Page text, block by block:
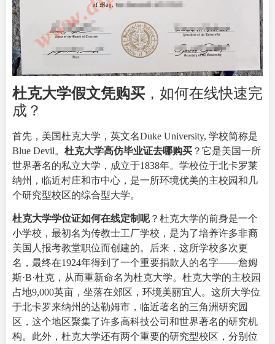
杜克大学假文凭购买 ，如何在线快速完
成？
首先， 美国杜克大学 ，英文名Duke University, 学校简称是
Blue Devil。 杜克大学高仿毕业证去哪购买 ？它是美国一所
世界著名的私立大学，成立于1838年。学校位于北卡罗莱
纳州，临近村庄和市中心，是一所环境优美的主校园和几
个研究型校区的综合型大学。
杜克大学学位证如何在线定制呢？杜克大学的前身是一个
小学校，最初名为传教士工厂学校，是为了培养许多非裔
美国人报考教堂职位而创建的。后来，这所学校多次更
名，最终在1924年得到了一个重要捐款人的名字——詹姆
斯·B·杜克，从而重新命名为杜克大学。 杜克大学的主校园
占地9,000英亩，坐落在郊区，环境美丽宜人。这所大学位
于北卡罗来纳州的达勒姆市，临近著名的三角洲研究园
区，这个地区聚集了许多高科技公司和世界著名的研究机
构。此外，杜克大学还有两个重要的研究型校区，分别位